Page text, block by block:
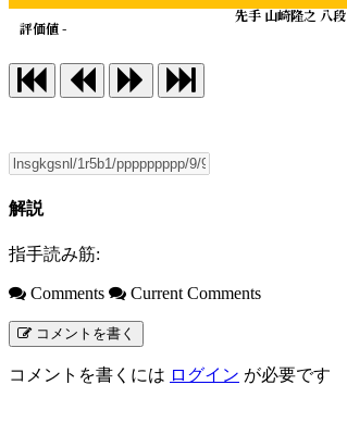
先手 山崎隆之 八段
評価値 -
解説
指手読み筋:
Comments Current Comments
コメントを書く
コメントを書くには ログイン が必要です